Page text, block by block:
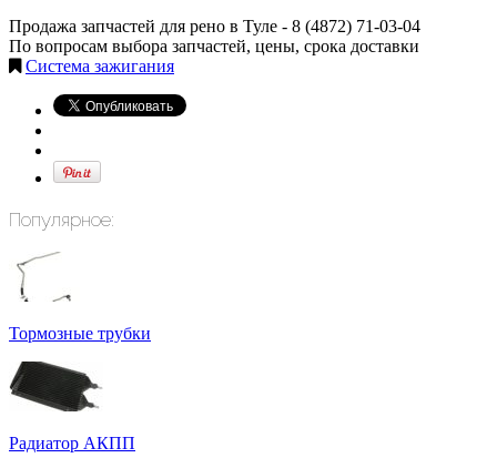
Продажа запчастей для рено в Туле - 8 (4872) 71-03-04
По вопросам выбора запчастей, цены, срока доставки
Система зажигания
Популярное:
Тормозные трубки
Радиатор АКПП